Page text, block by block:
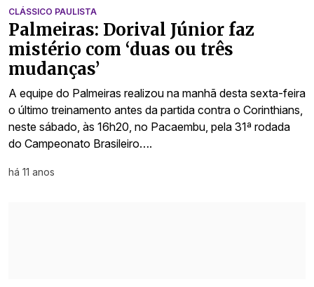
CLÁSSICO PAULISTA
Palmeiras: Dorival Júnior faz
mistério com ‘duas ou três
mudanças’
A equipe do Palmeiras realizou na manhã desta sexta-feira
o último treinamento antes da partida contra o Corinthians,
neste sábado, às 16h20, no Pacaembu, pela 31ª rodada
do Campeonato Brasileiro….
há 11 anos